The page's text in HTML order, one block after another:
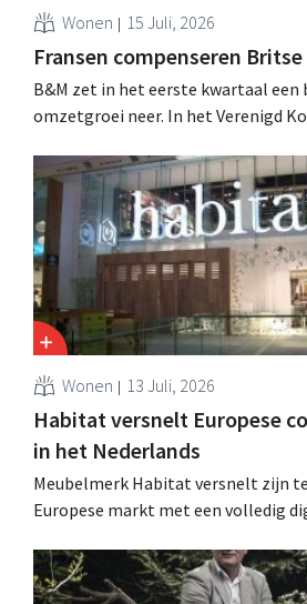
Wonen 15 Juli, 2026
Fransen compenseren
B&M zet in het eerste kwartaal een
omzetgroei neer. In het Verenigd
een betere prestatie van Heron
op.
Wonen 13 Juli, 2026
Habitat versnelt Europese
in het Nederlands
Meubelmerk Habitat versnelt zijn
Europese markt met een volledig
unique groeit het merk opnieuw en
aanwezigheid in veertien Europese